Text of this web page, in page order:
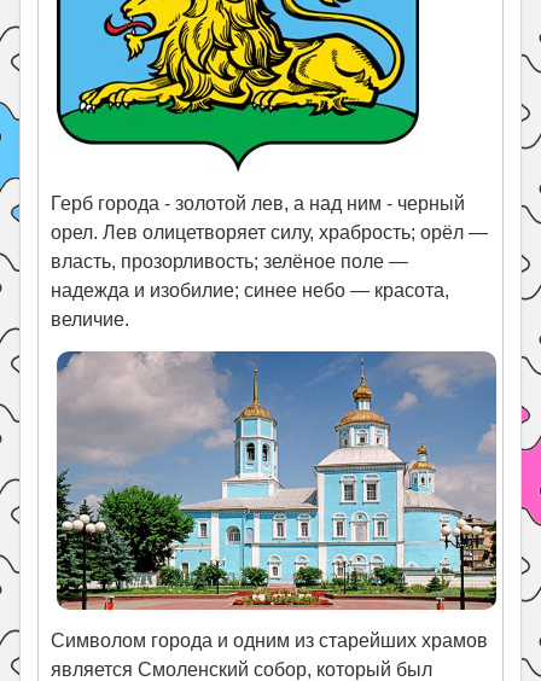
Герб города - золотой лев, а над ним - черный
орел. Лев олицетворяет силу, храбрость; орёл —
власть, прозорливость; зелёное поле —
надежда и изобилие; синее небо — красота,
величие.
Символом города и одним из старейших храмов
является Смоленский собор, который был